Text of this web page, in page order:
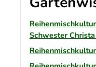
Schwester